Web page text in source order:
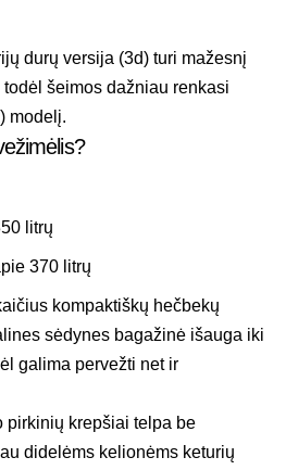
durų versija (3d) turi mažesnį
šeimos dažniau renkasi
modelį.
litrų
370 litrų
kompaktiškų hečbekų
sėdynes bagažinė išauga iki
galima pervežti net ir
pirkinių krepšiai telpa be
didelėms kelionėms keturių